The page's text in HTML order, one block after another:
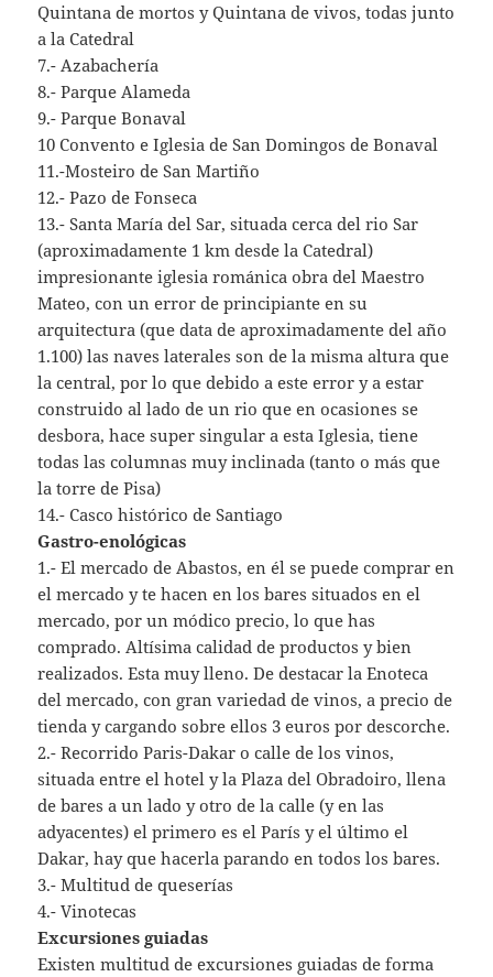
Quintana de mortos y Quintana de vivos, todas junto
a la Catedral
7.- Azabachería
8.- Parque Alameda
9.- Parque Bonaval
10 Convento e Iglesia de San Domingos de Bonaval
11.-Mosteiro de San Martiño
12.- Pazo de Fonseca
13.- Santa María del Sar, situada cerca del rio Sar
(aproximadamente 1 km desde la Catedral)
impresionante iglesia románica obra del Maestro
Mateo, con un error de principiante en su
arquitectura (que data de aproximadamente del año
1.100) las naves laterales son de la misma altura que
la central, por lo que debido a este error y a estar
construido al lado de un rio que en ocasiones se
desbora, hace super singular a esta Iglesia, tiene
todas las columnas muy inclinada (tanto o más que
la torre de Pisa)
14.- Casco histórico de Santiago
Gastro-enológicas
1.- El mercado de Abastos, en él se puede comprar en
el mercado y te hacen en los bares situados en el
mercado, por un módico precio, lo que has
comprado. Altísima calidad de productos y bien
realizados. Esta muy lleno. De destacar la Enoteca
del mercado, con gran variedad de vinos, a precio de
tienda y cargando sobre ellos 3 euros por descorche.
2.- Recorrido Paris-Dakar o calle de los vinos,
situada entre el hotel y la Plaza del Obradoiro, llena
de bares a un lado y otro de la calle (y en las
adyacentes) el primero es el París y el último el
Dakar, hay que hacerla parando en todos los bares.
3.- Multitud de queserías
4.- Vinotecas
Excursiones guiadas
Existen multitud de excursiones guiadas de forma